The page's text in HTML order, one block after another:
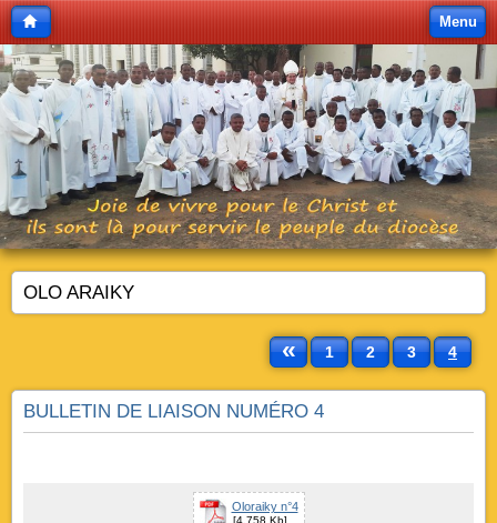
Menu
OLO ARAIKY
« 1 2 3 4
BULLETIN DE LIAISON NUMÉRO 4
Oloraiky n°4
[4.758 Kb]